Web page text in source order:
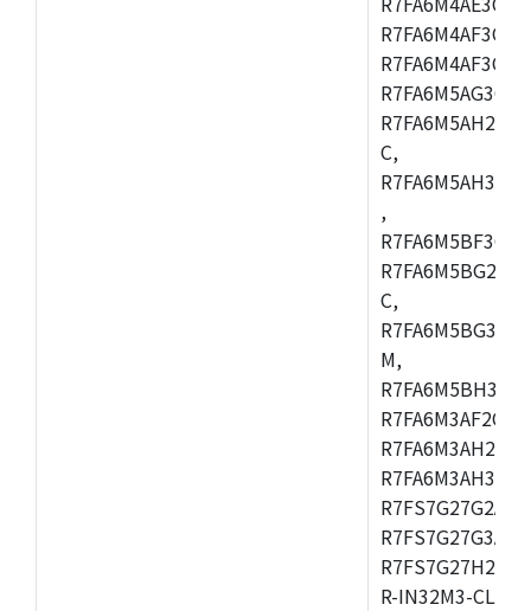
C,
,
C,
M,
R-IN32M3-CL,R-